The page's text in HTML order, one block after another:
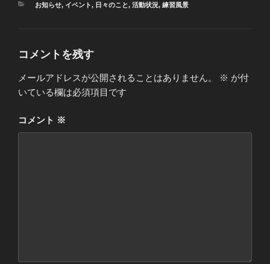
カ
お知らせ, イベント, 日々のこと, 活動状況, 練習風景
コメントを残す
メールアドレスが公開されることはありません。 ※ が付
いている欄は必須項目です
コメント ※